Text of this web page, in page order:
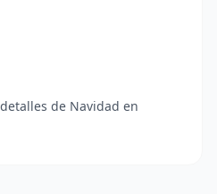
de Navidad en